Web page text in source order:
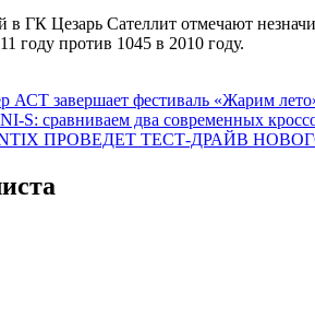
ГК Цезарь Сателлит отмечают
году против 1045 в 2010 году.
АСТ завершает фестиваль «Жарим
S: сравниваем два современных
ПРОВЕДЕТ ТЕСТ-ДРАЙВ